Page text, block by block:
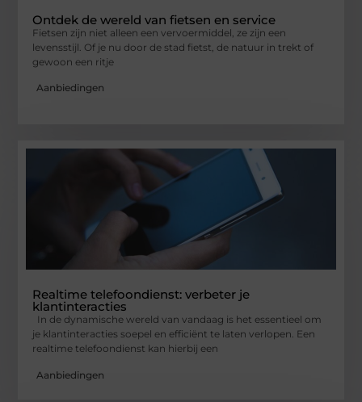
Ontdek de wereld van fietsen en service
Fietsen zijn niet alleen een vervoermiddel, ze zijn een
levensstijl. Of je nu door de stad fietst, de natuur in trekt of
gewoon een ritje
Aanbiedingen
Realtime telefoondienst: verbeter je
klantinteracties
In de dynamische wereld van vandaag is het essentieel om
je klantinteracties soepel en efficiënt te laten verlopen. Een
realtime telefoondienst kan hierbij een
Aanbiedingen